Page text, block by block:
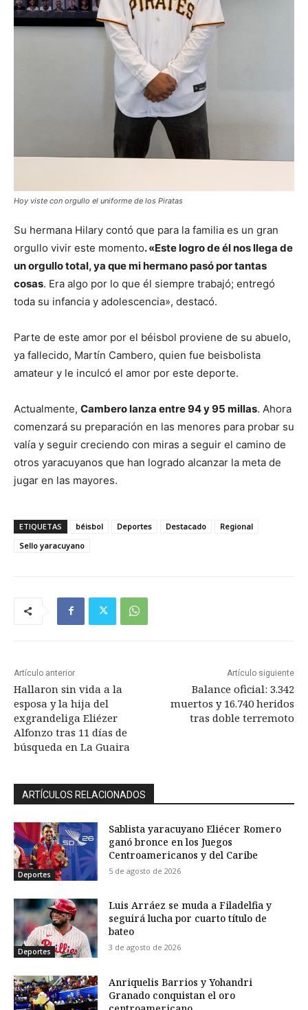
Hoy viste con orgullo el uniforme de los Piratas
Su hermana Hilary contó que para la familia es un gran
orgullo vivir este momento. «Este logro de él nos llega de
un orgullo total, ya que mi hermano pasó por tantas
cosas. Era algo por lo que él siempre trabajó; entregó
toda su infancia y adolescencia», destacó.
Parte de este amor por el béisbol proviene de su abuelo,
ya fallecido, Martín Cambero, quien fue beisbolista
amateur y le inculcó el amor por este deporte.
Actualmente, Cambero lanza entre 94 y 95 millas. Ahora
comenzará su preparación en las menores para probar su
valía y seguir creciendo con miras a seguir el camino de
otros yaracuyanos que han logrado alcanzar la meta de
jugar en las mayores.
ETIQUETAS béisbol Deportes Destacado
Regional
Sello yaracuyano
Artículo anterior
Hallaron sin vida a la
esposa y la hija del
exgrandeliga Eliézer
Alfonzo tras 11 días de
búsqueda en La Guaira
Artículo siguiente
Balance oficial: 3.342
muertos y 16.740 heridos
tras doble terremoto
ARTÍCULOS RELACIONADOS
Deportes
Sablista yaracuyano Eliécer Romero
ganó bronce en los Juegos
Centroamericanos y del Caribe
5 de agosto de 2026
Deportes
Luis Arráez se muda a Filadelfia y
seguirá lucha por cuarto título de
bateo
3 de agosto de 2026
Anriquelis Barrios y Yohandri
Granado conquistan el oro